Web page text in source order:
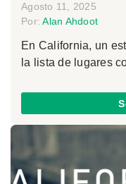
Agosto 11, 2025
Por:Alan Ahdoot
En California, un
la lista de lugares